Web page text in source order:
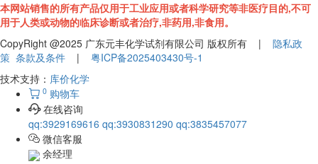
本网站销售的所有产品仅用于工业应用或者科学研究等非医疗目的,不可
用于人类或动物的临床诊断或者治疗,非药用,非食用。
CopyRight @2025 广东元丰化学试剂有限公司 版权所有 | 隐私政
策 条款及条件 | 粤ICP备2025403430号-1
技术支持： 库价化学
0 购物车
在线咨询
qq:3929169616 qq:3930831290 qq:3835457077
微信客服
余经理